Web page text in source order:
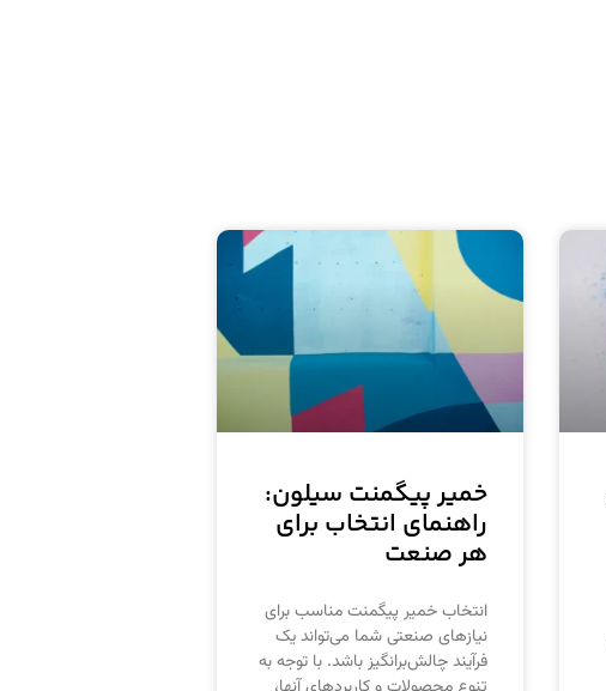
خمیر پیگمنت سیلون:
راهنمای انتخاب برای
هر صنعت
انتخاب خمیر پیگمنت مناسب برای
نیازهای صنعتی شما می‌تواند یک
فرآیند چالش‌برانگیز باشد. با توجه به